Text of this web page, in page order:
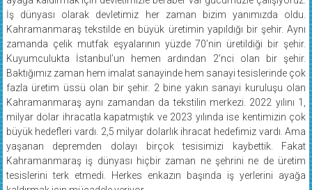
İş dünyası olarak devletimiz her zaman bizim yanımızda oldu.
Kahramanmaraş tekstilde en büyük üretimin yapıldığı bir şehir. Aynı
zamanda çelik mutfak eşyalarının yüzde 70’nin üretildiği bir şehir.
Kuyumculukta İstanbul’un hemen ardından 2’nci olan bir şehir.
Baktığımız zaman hem imalat sanayinde hem sanayi tesislerinde çok
fazla üretim üssü olan bir şehir. 2 bine yakın sanayi kuruluşu olan
Kahramanmaraş aynı zamandan da tekstilin merkezi. 2022 yılını 1,
milyar dolar ihracatla kapatmıştık ve 2023 yılında ise kentimizin çok
büyük hedefleri vardı. 2,5 milyar dolarlık ihracat hedefimiz vardı. Ama
yaşanan depremden dolayı birçok tesisimizi kaybettik. Fakat
Kahramanmaraş iş dünyası hiçbir zaman ne şehrini ne de üretim
tesislerini terk etmedi. Herkes enkazın başında iş yerlerini ayağa
kaldırmak için mücadele veriyor.